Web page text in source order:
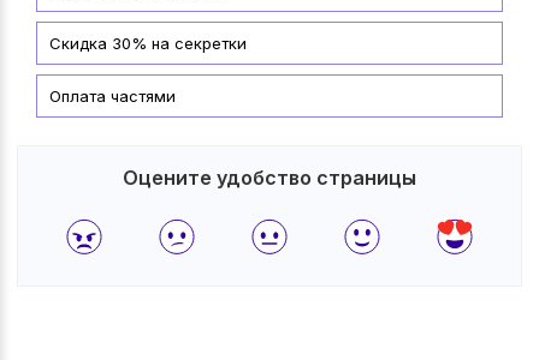
Скидка 30% на секретки
Оплата частями
Оцените удобство страницы